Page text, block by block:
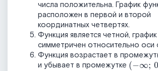
числа положительна. График
расположен в первой и второй
координатных четвертях.
Функция является четной,
симметричен относительно оси
Функция возрастает в
и убывает в промежутке
(-∞;0